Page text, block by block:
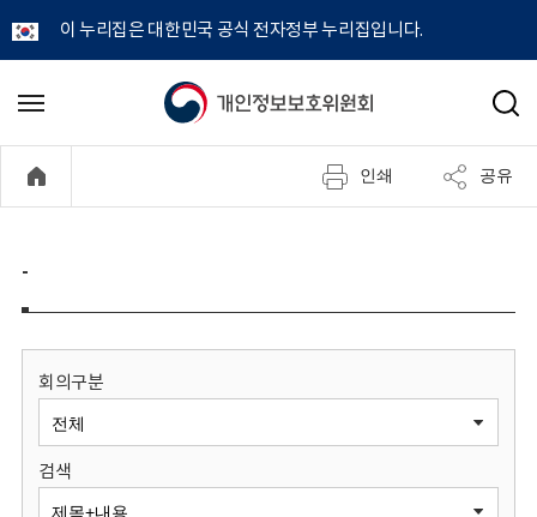
이 누리집은 대한민국 공식 전자정부 누리집입니다.
개
정
보
원
메
기
검
인쇄 공유
-
회의구분
검색